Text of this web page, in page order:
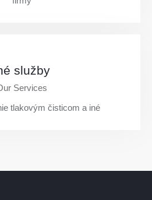
služby
Services
tlakovým čisticom a iné